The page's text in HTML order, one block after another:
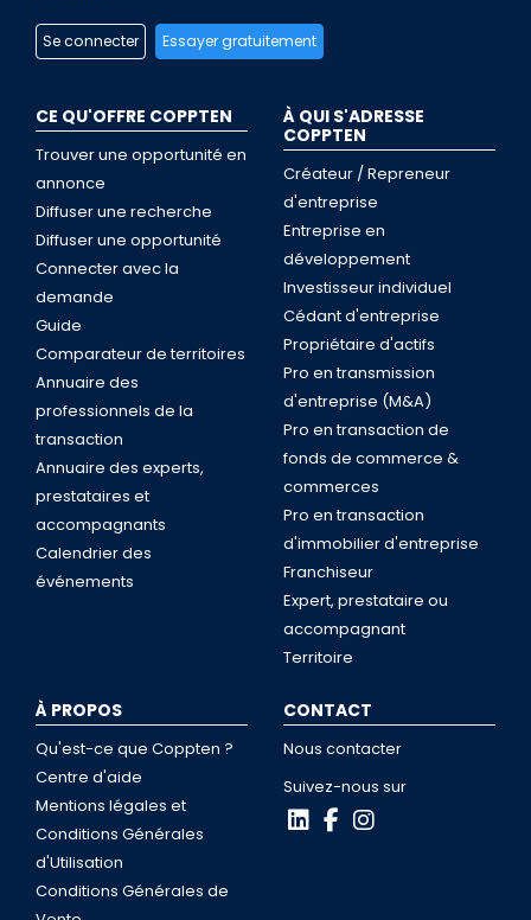
Se connecter Essayer gratuitement
CE QU'OFFRE COPPTEN
Trouver une opportunité en
annonce
Diffuser une recherche
Diffuser une opportunité
Connecter avec la
demande
Guide
Comparateur de territoires
Annuaire des
professionnels de la
transaction
Annuaire des experts,
prestataires et
accompagnants
Calendrier des
événements
À QUI S'ADRESSE
COPPTEN
Créateur / Repreneur
d'entreprise
Entreprise en
développement
Investisseur individuel
Cédant d'entreprise
Propriétaire d'actifs
Pro en transmission
d'entreprise (M&A)
Pro en transaction de
fonds de commerce &
commerces
Pro en transaction
d'immobilier d'entreprise
Franchiseur
Expert, prestataire ou
accompagnant
Territoire
À PROPOS
Qu'est-ce que Coppten ?
Centre d'aide
Mentions légales et
Conditions Générales
d'Utilisation
Conditions Générales de
CONTACT
Nous contacter
Suivez-nous sur